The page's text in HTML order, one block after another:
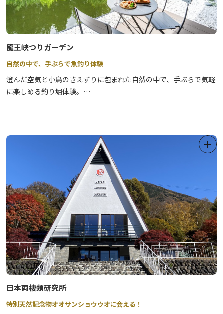
●コワーキングスペース山が見える大きな窓がある気持ちいい環境
で、お仕事はいかがですか？
⇒ 詳細はこちら
その他詳細は、公式WEBサイトをご確認ください。
龍王峡つりガーデン
自然の中で、手ぶらで魚釣り体験
澄んだ空気と小鳥のさえずりに包まれた自然の中で、手ぶらで気軽
に楽しめる釣り堀体験。
また施設内の水辺のカフェ・レストランRYU TABLEでは、モーニ
ングやランチがご利用いただけます。
日本両棲類研究所
特別天然記念物オオサンショウウオに会える！